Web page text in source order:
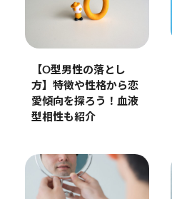
【O型男性の落とし
方】特徴や性格から恋
愛傾向を探ろう！血液
型相性も紹介